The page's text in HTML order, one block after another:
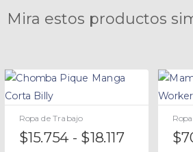
Mira estos productos
Ropa de Trabajo
$15.754 - $18.117 $